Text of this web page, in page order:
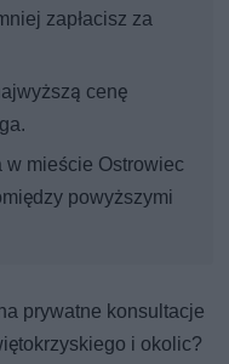
zapłacisz za
cenę
mieście Ostrowiec
powyższymi
prywatne konsultacje
i okolic?